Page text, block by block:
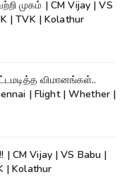
Vijay | VS
| TVK | Kolathur
விமானங்கள்..
| Flight | Whether |
| Kolathur